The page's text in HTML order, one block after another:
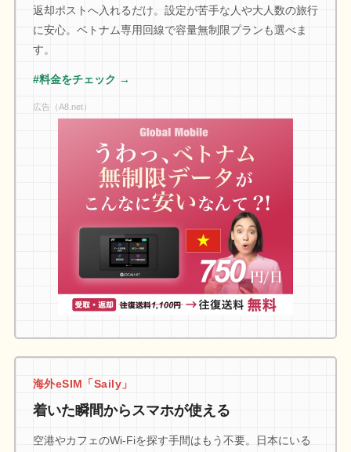
返却ポストへ入れるだけ。設定が苦手な人や大人数の旅行
に安心。ベトナム専用回線で容量無制限プランも選べま
す。
#料金をチェック →
広告（A8.net）
海外eSIM「Saily」
着いた瞬間からスマホが使える
空港やカフェのWi-Fiを探す手間はもう不要。日本にいる